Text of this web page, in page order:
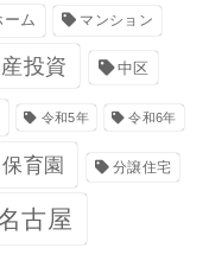
ーム マンション
投資 中区
令和5年 令和6年
保育園 分譲住宅
古屋